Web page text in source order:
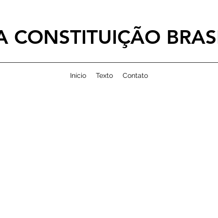
CONSTITUIÇÃO
Início Texto Contato